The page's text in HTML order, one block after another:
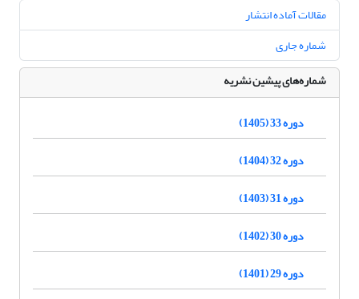
مقالات آماده انتشار
شماره جاری
شماره‌های پیشین نشریه
دوره 33 (1405)
دوره 32 (1404)
دوره 31 (1403)
دوره 30 (1402)
دوره 29 (1401)